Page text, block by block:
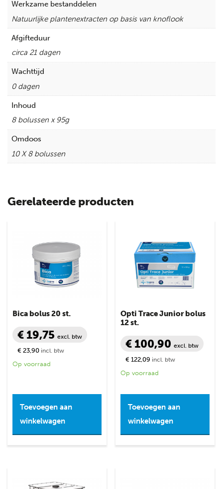
Werkzame bestanddelen
Natuurlijke plantenextracten op basis van knoflook
Afgifteduur
circa 21 dagen
Wachttijd
0 dagen
Inhoud
8 bolussen x 95g
Omdoos
10 X 8 bolussen
Gerelateerde producten
Bica bolus 20 st.
€ 19,75 excl. btw
€ 23,90 incl. btw
Op voorraad
Toevoegen aan
winkelwagen
Opti Trace Junior bolus
12 st.
€ 100,90excl. btw
€ 122,09 incl. btw
Op voorraad
Toevoegen aan
winkelwagen